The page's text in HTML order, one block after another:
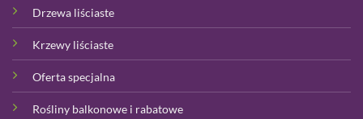
Drzewa liściaste
Krzewy liściaste
Oferta specjalna
Rośliny balkonowe i rabatowe